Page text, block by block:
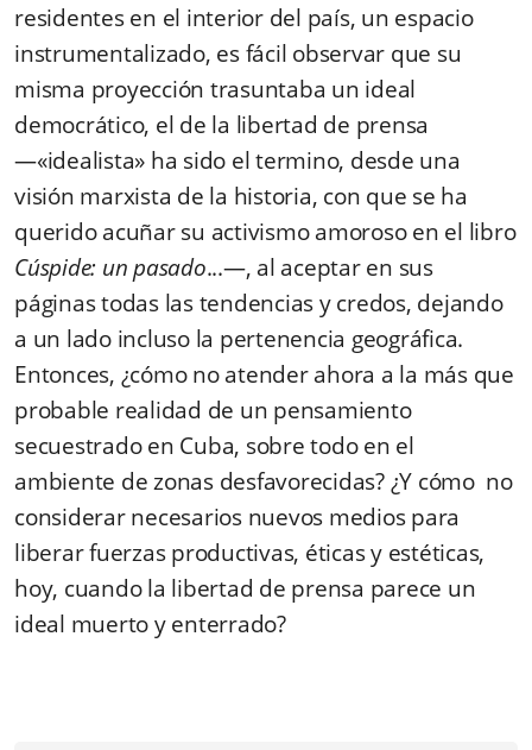
residentes en el interior del país, un espacio
instrumentalizado, es fácil observar que su
misma proyección trasuntaba un ideal
democrático, el de la libertad de prensa
—«idealista» ha sido el termino, desde una
visión marxista de la historia, con que se ha
querido acuñar su activismo amoroso en el libro
Cúspide: un pasado...—, al aceptar en sus
páginas todas las tendencias y credos, dejando
a un lado incluso la pertenencia geográfica.
Entonces, ¿cómo no atender ahora a la más que
probable realidad de un pensamiento
secuestrado en Cuba, sobre todo en el
ambiente de zonas desfavorecidas? ¿Y cómo no
considerar necesarios nuevos medios para
liberar fuerzas productivas, éticas y estéticas,
hoy, cuando la libertad de prensa parece un
ideal muerto y enterrado?